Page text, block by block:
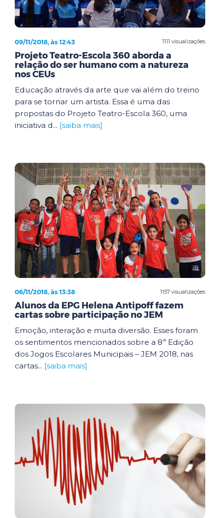
1111 visualizações
09/11/2018, às 12:43
Projeto Teatro-Escola 360 aborda a
relação do ser humano com a natureza
nos CEUs
Educação através da arte que vai além do treino
para se tornar um artista. Essa é uma das
propostas do Projeto Teatro-Escola 360, uma
iniciativa d... [saiba mais]
1157 visualizações
06/11/2018, às 13:38
Alunos da EPG Helena Antipoff fazem
cartas sobre participação no JEM
Emoção, interação e muita diversão. Esses foram
os sentimentos mencionados sobre a 8ª Edição
dos Jogos Escolares Municipais – JEM 2018, nas
cartas... [saiba mais]